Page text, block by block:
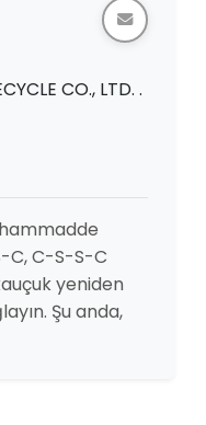
CO., LTD. .
C, C-S-S-C
yeniden
Şu anda,